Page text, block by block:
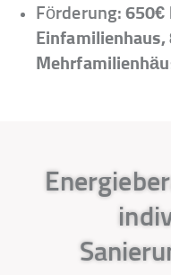
Förderung:650€
Einfamilienhaus,